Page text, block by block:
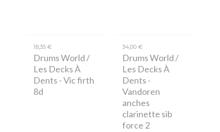
18,35 €
Drums World /
Les Decks À
Dents - Vic firth
8d
34,00 €
Drums World /
Les Decks À
Dents -
Vandoren
anches
clarinette sib
force 2